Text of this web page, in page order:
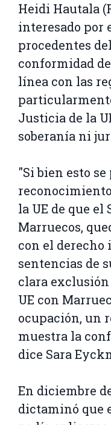
Heidi Hautala
interesado por
procedentes
conformidad
línea con las
Justicia de la
soberanía ni
"Si bien esto
la UE de que
Marruecos,
con el derecho
sentencias de
clara
UE con
ocupación, un
muestra la
dice Sara
En diciembre
dictaminó que